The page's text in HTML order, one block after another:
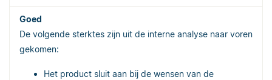
De volgende sterktes zijn uit de interne analyse naar voren
gekomen:
Het product sluit aan bij de wensen van de